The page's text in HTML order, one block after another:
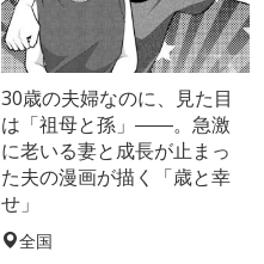
30歳の夫婦なのに、見た目
は「祖母と孫」――。急激
に老いる妻と成長が止まっ
た夫の漫画が描く「歳と幸
せ」
全国